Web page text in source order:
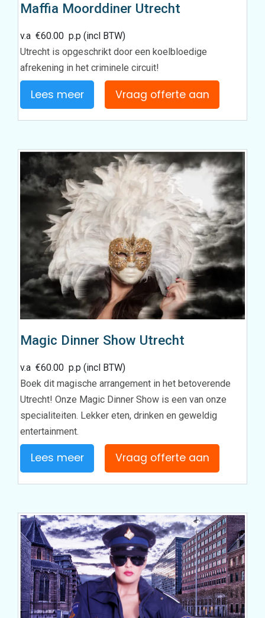
Maffia Moorddiner Utrecht
v.a€60.00 p.p (incl BTW)
Utrecht is opgeschrikt door een koelbloedige
afrekening in het criminele circuit!
Lees meer Vraag offerte aan
Magic Dinner Show Utrecht
v.a€60.00 p.p (incl BTW)
Boek dit magische arrangement in het betoverende
Utrecht! Onze Magic Dinner Show is een van onze
specialiteiten. Lekker eten, drinken en geweldig
entertainment.
Lees meer Vraag offerte aan